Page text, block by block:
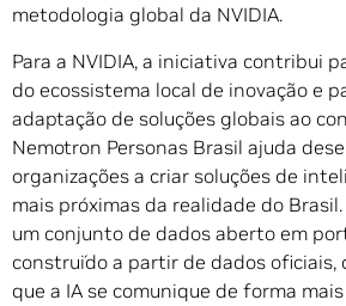
metodologia global da NVIDIA.
Para a NVIDIA, a iniciativa contribui
do ecossistema local de inovação e
adaptação de soluções globais ao
Nemotron Personas Brasil ajuda
organizações a criar soluções de
mais próximas da realidade do
um conjunto de dados aberto em
construído a partir de dados oficiais,
que a IA se comunique de forma